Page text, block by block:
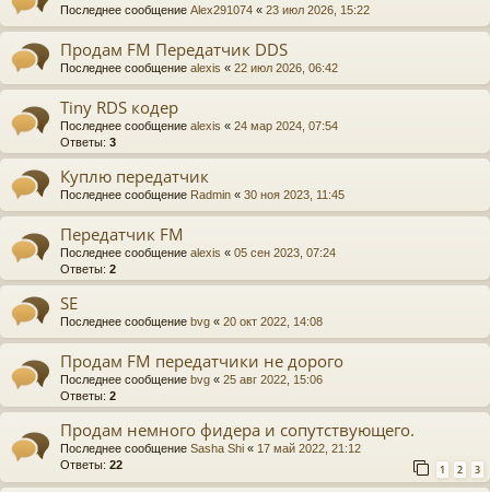
е
ра
ов
е
щ
ие
C
Q
U
а
Последнее сообщение Alex291074 « 23 июл 2026, 15:22
Продам FM Передатчик DDS
Последнее сообщение alexis « 22 июл 2026, 06:42
Tiny RDS кодер
Последнее сообщение alexis « 24 мар 2024, 07:54
Ответы: 3
Куплю передатчик
Последнее сообщение Radmin « 30 ноя 2023, 11:45
Передатчик FM
Последнее сообщение alexis « 05 сен 2023, 07:24
Ответы: 2
SE
Последнее сообщение bvg « 20 окт 2022, 14:08
Продам FM передатчики не дорого
Последнее сообщение bvg « 25 авг 2022, 15:06
Ответы: 2
Продам немного фидера и сопутствующего.
Последнее сообщение Sasha Shi « 17 май 2022, 21:12
Ответы: 22 1 2 3